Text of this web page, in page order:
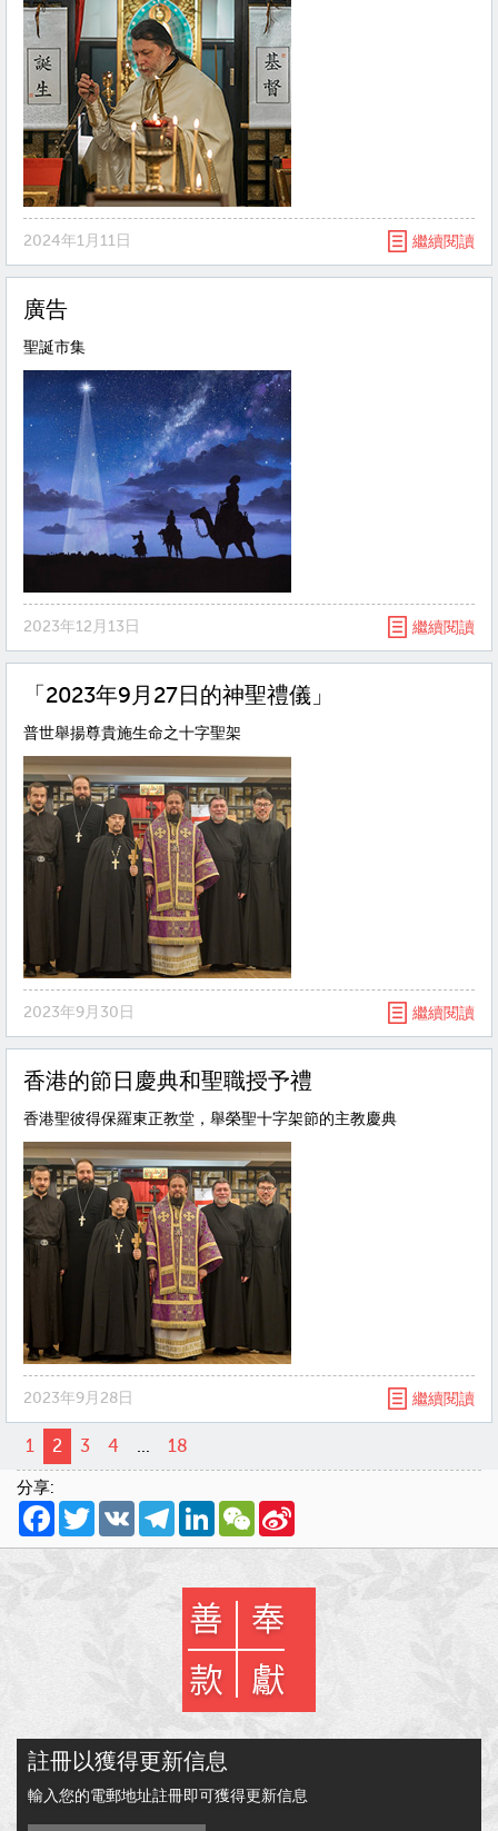
2024年1月11日 繼續閱讀
廣告
聖誕市集
2023年12月13日 繼續閱讀
「2023年9月27日的神聖禮儀」
普世舉揚尊貴施生命之十字聖架
2023年9月30日 繼續閱讀
香港的節日慶典和聖職授予禮
香港聖彼得保羅東正教堂，舉榮聖十字架節的主教慶典
2023年9月28日 繼續閱讀
1 2 3 4 ... 18
分享:
Facebook
TwitterVK TelegramLinkedInWeChat
註冊以獲得更新信息
輸入您的電郵地址註冊即可獲得更新信息